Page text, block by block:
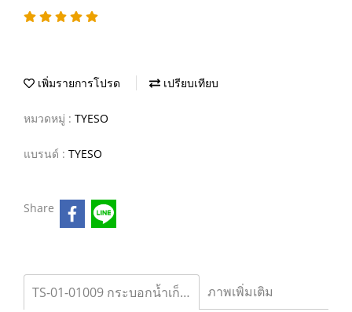
เพิ่มรายการโปรด เปรียบเทียบ
หมวดหมู่ : TYESO
แบรนด์ : TYESO
Share
TS-01-01009 กระบอกน้ำเก็บอุณหภูมิ ภาพเพิ่มเติม